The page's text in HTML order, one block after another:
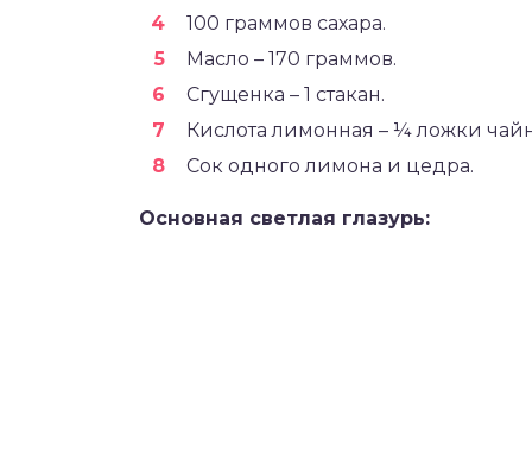
100 граммов сахара.
Масло – 170 граммов.
Сгущенка – 1 стакан.
Кислота лимонная – ¼ ложки
Сок одного лимона и цедра.
Основная светлая глазурь: